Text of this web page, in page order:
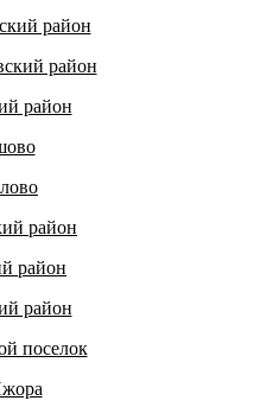
район
район
район
район
район
район
поселок